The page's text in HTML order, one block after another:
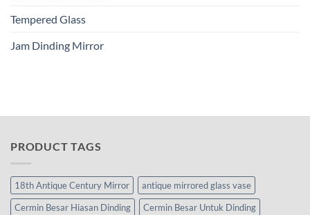
Tempered Glass
Jam Dinding Mirror
PRODUCT TAGS
18th Antique Century Mirror
antique mirrored glass vase
Cermin Besar Hiasan Dinding
Cermin Besar Untuk Dinding